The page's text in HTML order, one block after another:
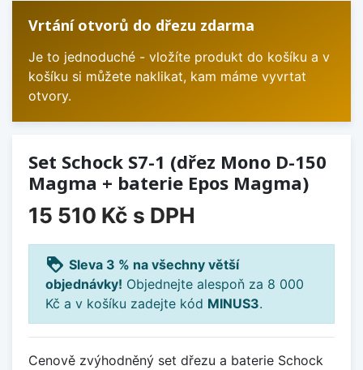
Vrtání otvorů do dřezu zdarma
Je to jednoduché - vložíte produkt do košíku a v
košíku si můžete naklikat, kam máme vyvrtat
otvory.
Set Schock S7-1 (dřez Mono D-150
Magma + baterie Epos Magma)
15 510 Kč s DPH
loyalty Sleva 3 % na všechny větší
objednávky! Objednejte alespoň za 8 000
Kč a v košíku zadejte kód MINUS3.
Cenově zvýhodněný set dřezu a baterie Schock